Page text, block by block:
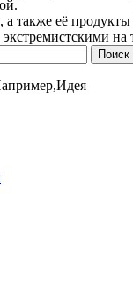
также её продукты
Идея